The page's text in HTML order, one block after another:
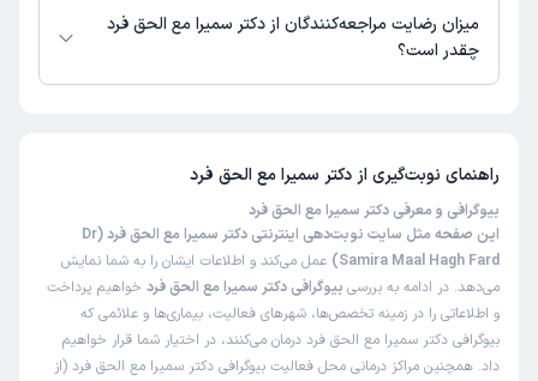
زمان انتظار:
45-90 دقیقه
با توجه به اینکه دفعه اول بود مراجعه میکردم همه چی بسیار
علت مراجعه: انجام اکوکاردیوگرافی و تست ورزش
عنایت
نوبت مطب از دکترتو
1405/01/31
این پزشک را پیشنهاد میکنم
زمان انتظار:0-15 دقیقه
میزان رضایت مراجعه‌کنندگان از دکتر سمیرا مع الحق فرد
چقدر است؟
راهنمای نوبت‌گیری از دکتر سمیرا مع الحق فرد
بیوگرافی و معرفی دکتر سمیرا مع الحق فرد
این صفحه مثل سایت نوبت‌دهی اینترنتی دکتر سمیرا مع الحق فرد (Dr
Samira Maal Hagh Fard)
عمل می‌کند و اطلاعات ایشان را به شما نمایش
می‌دهد. در ادامه به بررسی بیوگرافی دکتر سمیرا مع الحق فرد خواهیم پرداخت
و اطلاعاتی را در زمینه تخصص‌ها، شهرهای فعالیت، بیماری‌ها و علائمی که
بیوگرافی دکتر سمیرا مع الحق فرد درمان می‌کنند، در اختیار شما قرار خواهیم
داد. همچنین مراکز درمانی محل فعالیت بیوگرافی دکتر سمیرا مع الحق فرد (از